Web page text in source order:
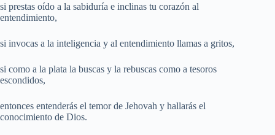
si prestas oído a la sabiduría e inclinas tu corazón al
entendimiento,
si invocas a la inteligencia y al entendimiento llamas a gritos,
si como a la plata la buscas y la rebuscas como a tesoros
escondidos,
entonces entenderás el temor de Jehovah y hallarás el
conocimiento de Dios.